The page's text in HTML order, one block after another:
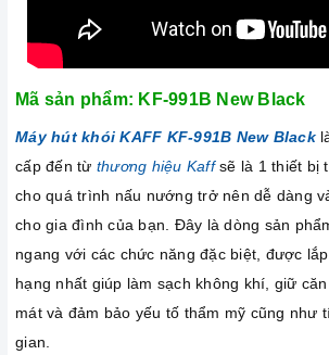
Mã sản phẩm: KF-991B New Black
Máy hút khói KAFF KF-991B New Black
cấp đến từ thương hiệu Kaff sẽ là 1 thiết bị
cho quá trình nấu nướng trở nên dễ dàng
cho gia đình của bạn. Đây là dòng sản
ngang với các chức năng đặc biệt, được
hạng nhất giúp làm sạch không khí, giữ
mát và đảm bảo yếu tố thẩm mỹ cũng như
gian.